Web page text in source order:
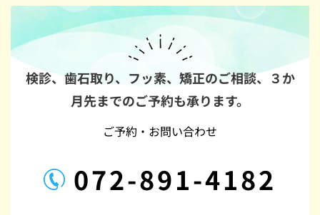
検診、歯石取り、フッ素、矯正のご相談、 ３か
月先までのご予約も承ります。
ご予約・お問い合わせ
072-891-4182